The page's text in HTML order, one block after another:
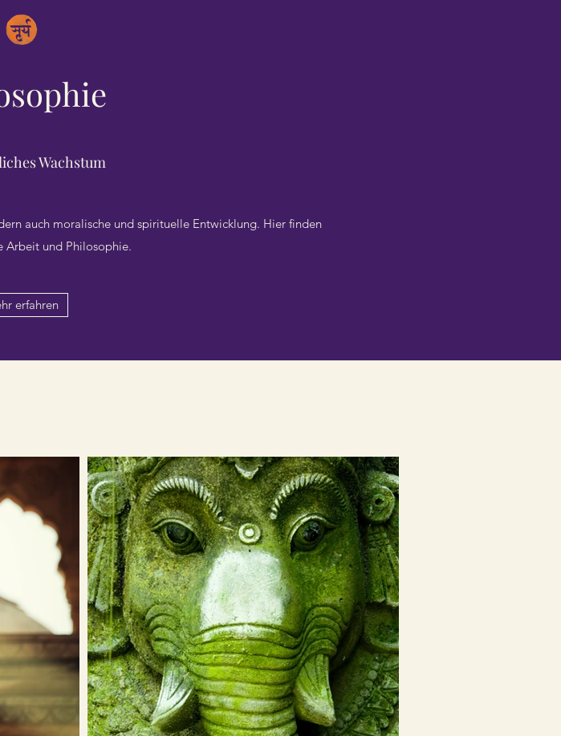
Wachstum
auch moralische und spirituelle Entwicklung. Hier finden
Arbeit und Philosophie.
erfahren